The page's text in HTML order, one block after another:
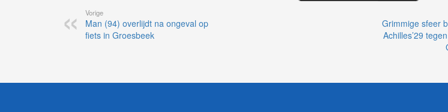
Vorige
Man (94) overlijdt na ongeval op
fiets in Groesbeek
Grimmige sfeer
Achilles’29